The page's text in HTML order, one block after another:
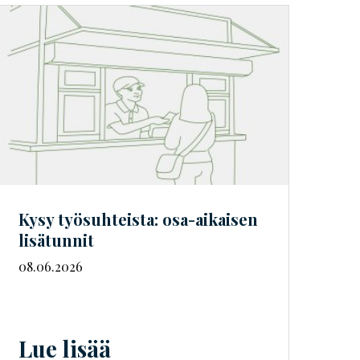
Kysy työsuhteista: osa-aikaisen
lisätunnit
08.06.2026
Lue lisää